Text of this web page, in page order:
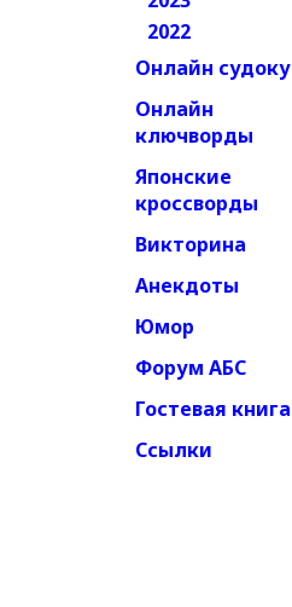
2022
Онлайн судоку
Онлайн
ключворды
Японские
кроссворды
Викторина
Анекдоты
Юмор
Форум АБС
Гостевая книга
Ссылки